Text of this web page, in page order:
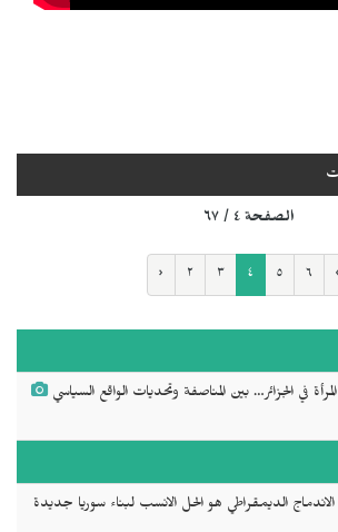
الصفحة ٤ / ٦٧
‹ ٢ ٣ ٤ ٥ ٦ ›
في الجزائر… بين المناصفة وتحديات الواقع السياسي
الديمقراطي هو الحل الانسب لبناء سوريا جديدة